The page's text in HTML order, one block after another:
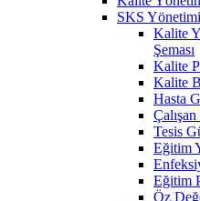
SKS Yönetimi
Kalite
Şeması
Kalite
Kalite
Hasta
Tesis
Eğitim
Eğitim
Öz